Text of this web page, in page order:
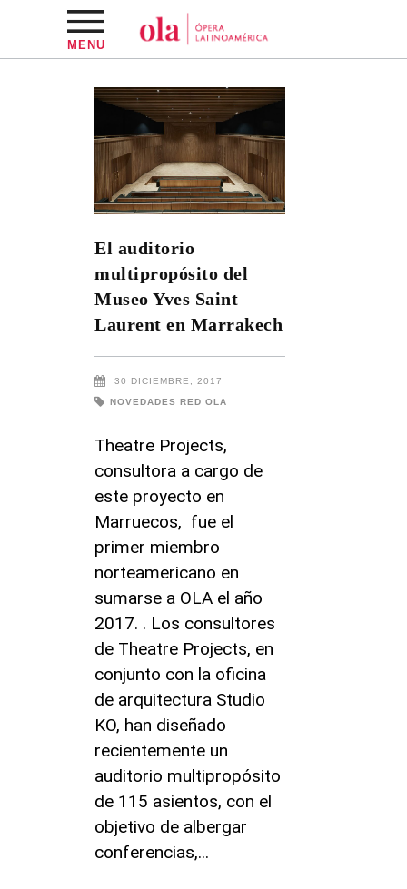
MENU
El auditorio
multipropósito del
Museo Yves Saint
Laurent en Marrakech
30 DICIEMBRE, 2017
NOVEDADES RED OLA
Theatre Projects,
consultora a cargo de
este proyecto en
Marruecos, fue el
primer miembro
norteamericano en
sumarse a OLA el año
2017. . Los consultores
de Theatre Projects, en
conjunto con la oficina
de arquitectura Studio
KO, han diseñado
recientemente un
auditorio multipropósito
de 115 asientos, con el
objetivo de albergar
conferencias,